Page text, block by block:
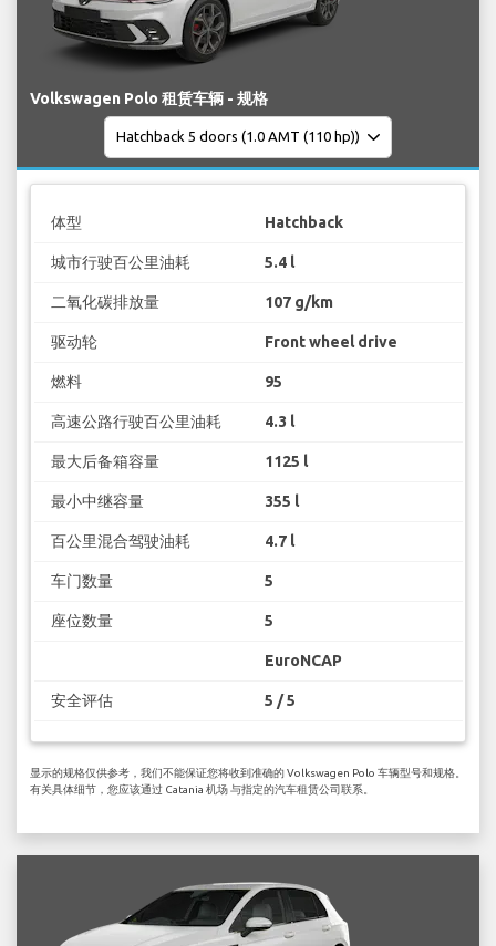
Volkswagen Polo 租赁车辆 - 规格
体型 Hatchback
城市行驶百公里油耗 5.4 l
二氧化碳排放量 107 g/km
驱动轮 Front wheel drive
燃料 95
高速公路行驶百公里油耗 4.3 l
最大后备箱容量 1125 l
最小中继容量 355 l
百公里混合驾驶油耗 4.7 l
车门数量 5
座位数量 5
EuroNCAP
安全评估 5 / 5
显示的规格仅供参考，我们不能保证您将收到准确的 Volkswagen Polo 车辆型号和规格。
有关具体细节，您应该通过 Catania 机场 与指定的汽车租赁公司联系。